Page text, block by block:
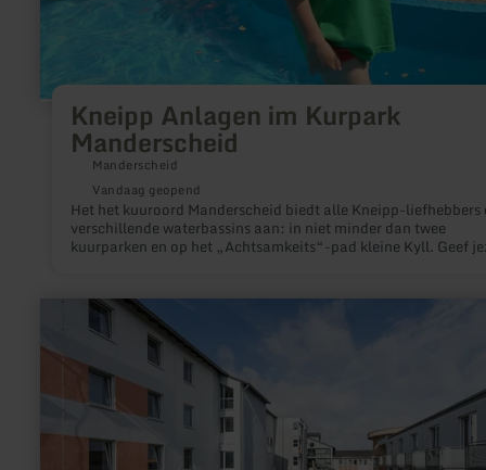
Kneipp Anlagen im Kurpark
Manderscheid
Manderscheid
Vandaag geopend
Het het kuuroord Manderscheid biedt alle Kneipp-liefhebbers
verschillende waterbassins aan: in niet minder dan twee
kuurparken en op het „Achtsamkeits“-pad kleine Kyll. Geef
MEDIAN
Daun
Rosenberg,